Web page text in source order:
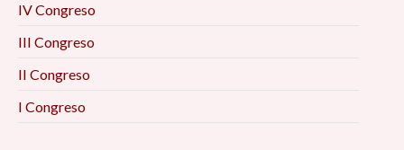
IV Congreso
III Congreso
II Congreso
I Congreso